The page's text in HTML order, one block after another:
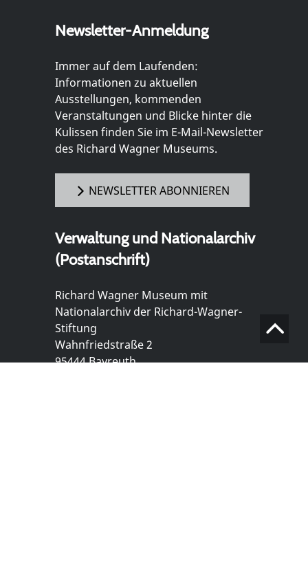
Newsletter-Anmeldung
Immer auf dem Laufenden:
Informationen zu aktuellen
Ausstellungen, kommenden
Veranstaltungen und Blicke hinter die
Kulissen finden Sie im E-Mail-Newsletter
des Richard Wagner Museums.
NEWSLETTER ABONNIEREN
Verwaltung und Nationalarchiv
(Postanschrift)
Richard Wagner Museum mit
Nationalarchiv der Richard-Wagner-
Stiftung
Wahnfriedstraße 2
95444 Bayreuth